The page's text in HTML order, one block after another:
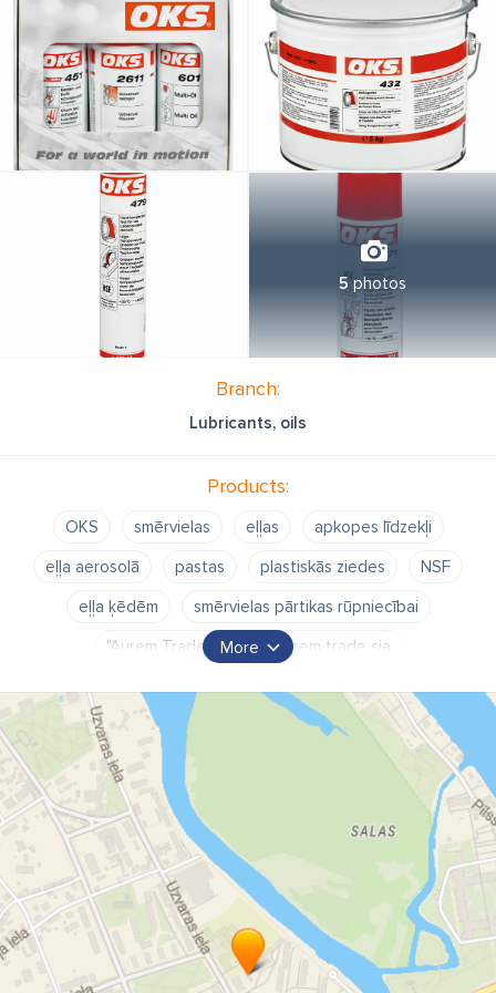
5photos
Branch:
Lubricants, oils
Products:
OKS smērvielas eļļas
apkopes līdzekļi
eļļa aerosolā
pastas plastiskās ziedes
NSF
eļļa ķēdēm
smērvielas pārtikas rūpniecībai
"Aurem Trade" SIA
aurem trade sia
Aurem Trade Jelgava
eļļas Jelgava
eļļas un smērvielas
smērvielas gultņiem
eļļas blīvums
eļļas specifikācijas
smērviela
motoru eļļa
More